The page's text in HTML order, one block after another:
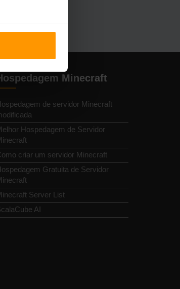
Minecraft
de servidor Minecraft
Hospedagem de Servidor
criar um servidor Minecraft
Gratuita de Servidor
Server List
AI